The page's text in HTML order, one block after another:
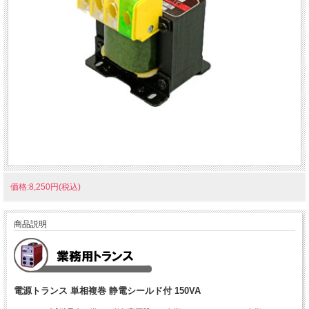
価格:8,250円(税込)
商品説明
電源トランス 単相複巻 静電シールド付 150VA